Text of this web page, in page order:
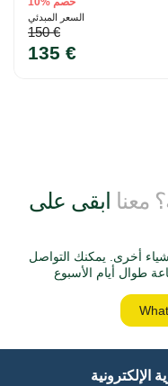
السعر المبدئي
150 €
135 €
معنا ابقى على
أخرى. يمكنك التواصل
الإلكترونية